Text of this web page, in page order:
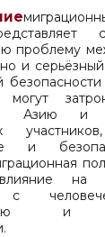
проблему
и
могут
Азию и
и
на
с
и